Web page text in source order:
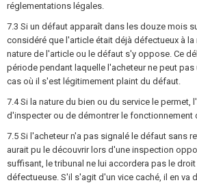
réglementations légales.
7.3 Si un défaut apparaît dans les douze mois
considéré que l'article était déjà défectueux à
nature de l'article ou le défaut s'y oppose. Ce
période pendant laquelle l'acheteur ne peut
cas où il s'est légitimement plaint du défaut.
7.4 Si la nature du bien ou du service le permet,
d'inspecter ou de démontrer le fonctionnement
7.5 Si l'acheteur n'a pas signalé le défaut sans
aurait pu le découvrir lors d'une inspection
suffisant, le tribunal ne lui accordera pas le droit
défectueuse. S'il s'agit d'un vice caché, il en va